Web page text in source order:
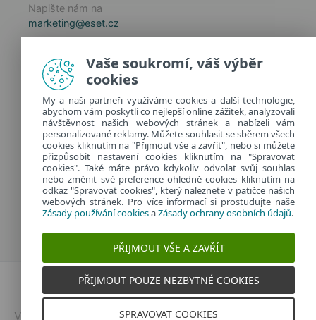
Napište nám na
marketing@eset.cz
Zásady ochrany osobních údajů
Spravovat cookies
Provozuje:
ESET software spol. s r.o.
Classic 7 Business Park, Jankovcova 1037/49
170 00 Praha 7, Česká republika
IČ: 26467593
Dvojklik.cz
Vytvořeno v | © 2026 | Všechna práva
Vaše soukromí, váš výběr
cookies
My a naši partneři využíváme cookies a další technologie,
abychom vám poskytli co nejlepší online zážitek, analyzovali
návštěvnost našich webových stránek a nabízeli vám
personalizované reklamy. Můžete souhlasit se sběrem všech
cookies kliknutím na "Přijmout vše a zavřít", nebo si můžete
přizpůsobit nastavení cookies kliknutím na "Spravovat
cookies". Také máte právo kdykoliv odvolat svůj souhlas
nebo změnit své preference ohledně cookies kliknutím na
odkaz "Spravovat cookies", který naleznete v patičce našich
webových stránek. Pro více informací si prostudujte naše
Zásady používání cookiesaZásady ochrany osobních údajů.
PŘIJMOUT VŠE A ZAVŘÍT
PŘIJMOUT POUZE NEZBYTNÉ COOKIES
SPRAVOVAT COOKIES